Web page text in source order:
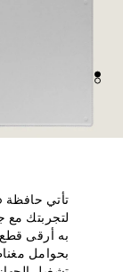
به أرقى
بحوامل